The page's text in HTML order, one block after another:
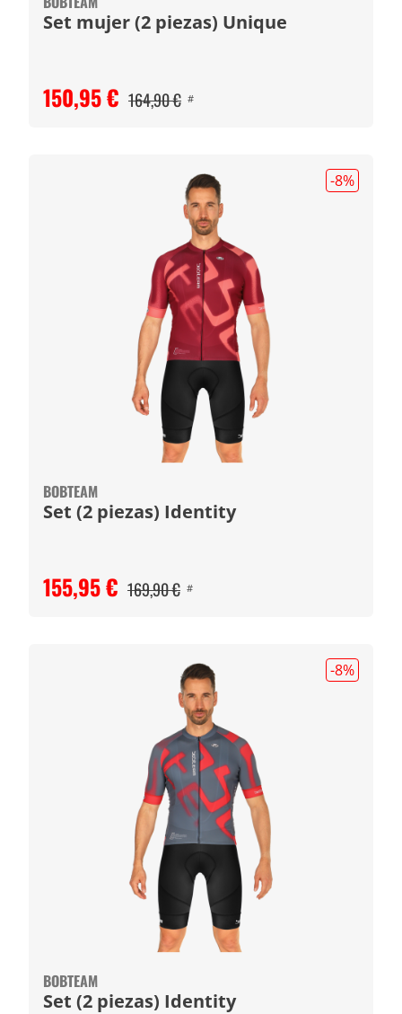
Set mujer (2 piezas) Unique
150,95 € 164,90 € #
-8%
BOBTEAM
Set (2 piezas) Identity
155,95 € 169,90 € #
-8%
BOBTEAM
Set (2 piezas) Identity